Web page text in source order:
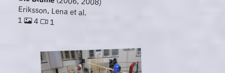
Eriksson, Lena et al.
1 4 1